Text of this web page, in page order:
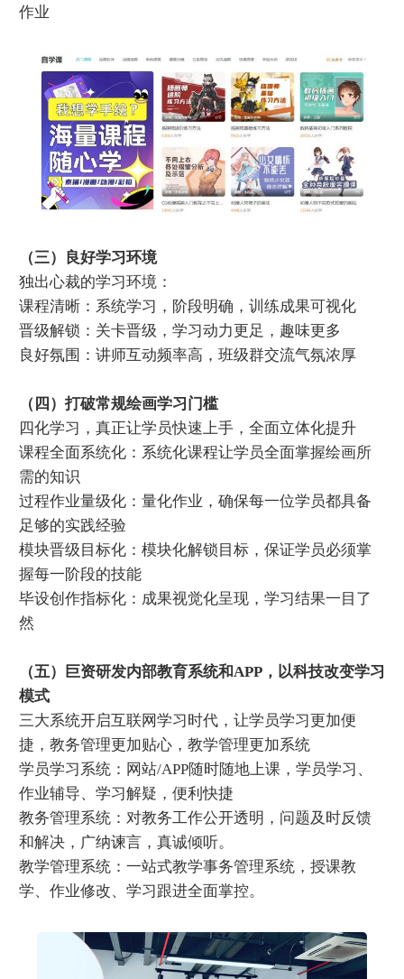
作业
（三）良好学习环境
独出心裁的学习环境：
课程清晰：系统学习，阶段明确，训练成果可视化
晋级解锁：关卡晋级，学习动力更足，趣味更多
良好氛围：讲师互动频率高，班级群交流气氛浓厚
（四）打破常规绘画学习门槛
四化学习，真正让学员快速上手，全面立体化提升
课程全面系统化：系统化课程让学员全面掌握绘画所
需的知识
过程作业量级化：量化作业，确保每一位学员都具备
足够的实践经验
模块晋级目标化：模块化解锁目标，保证学员必须掌
握每一阶段的技能
毕设创作指标化：成果视觉化呈现，学习结果一目了
然
（五）巨资研发内部教育系统和APP，以科技改变学习
模式
三大系统开启互联网学习时代，让学员学习更加便
捷，教务管理更加贴心，教学管理更加系统
学员学习系统：网站/APP随时随地上课，学员学习、
作业辅导、学习解疑，便利快捷
教务管理系统：对教务工作公开透明，问题及时反馈
和解决，广纳谏言，真诚倾听。
教学管理系统：一站式教学事务管理系统，授课教
学、作业修改、学习跟进全面掌控。